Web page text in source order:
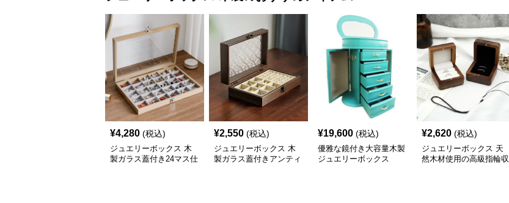
¥4,280 (税込)
ジュエリーボックス 木
製ガラス蓋付き24マス仕
¥2,550 (税込)
ジュエリーボックス 木
製ガラス蓋付きアンティ
¥19,600 (税込)
優雅な鏡付き大容量木製
ジュエリーボックス
¥2,620 (税込)
ジュエリーボックス 天
然木材使用の高級指輪収